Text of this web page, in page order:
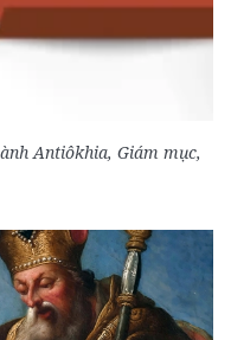
Antiôkhia, Giám mục,